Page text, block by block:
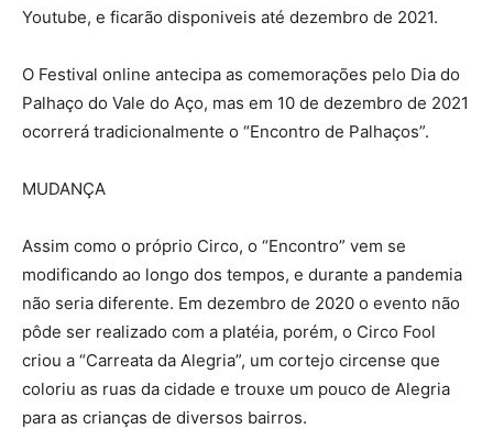
Youtube, e ficarão disponiveis até dezembro de 2021.
O Festival online antecipa as comemorações pelo Dia do
Palhaço do Vale do Aço, mas em 10 de dezembro de 2021
ocorrerá tradicionalmente o “Encontro de Palhaços”.
MUDANÇA
Assim como o próprio Circo, o “Encontro” vem se
modificando ao longo dos tempos, e durante a pandemia
não seria diferente. Em dezembro de 2020 o evento não
pôde ser realizado com a platéia, porém, o Circo Fool
criou a “Carreata da Alegria”, um cortejo circense que
coloriu as ruas da cidade e trouxe um pouco de Alegria
para as crianças de diversos bairros.